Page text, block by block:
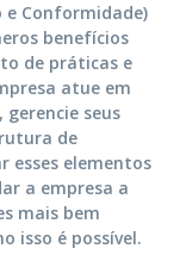
e Conformidade)
benefícios
de práticas e
atue em
seus
de
esses elementos
a empresa a
mais bem
isso é possível.